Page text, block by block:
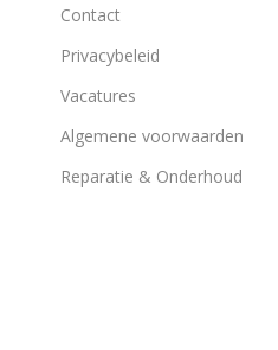
Contact
Privacybeleid
Vacatures
Algemene voorwaarden
Reparatie & Onderhoud